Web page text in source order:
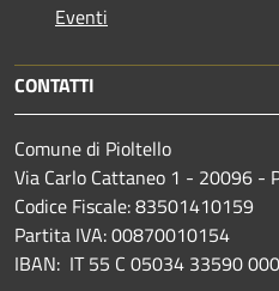
Eventi
CONTATTI
Comune di Pioltello
Via Carlo Cattaneo 1 - 20096 -
Codice Fiscale: 83501410159
Partita IVA: 00870010154
IBAN: IT 55 C 05034 33590